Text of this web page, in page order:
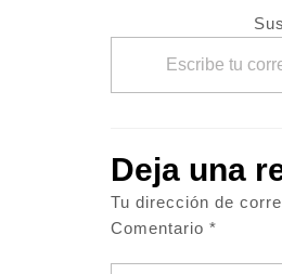
Escribe tu correo electrónico…
Deja una
Tu dirección de
Comentario *